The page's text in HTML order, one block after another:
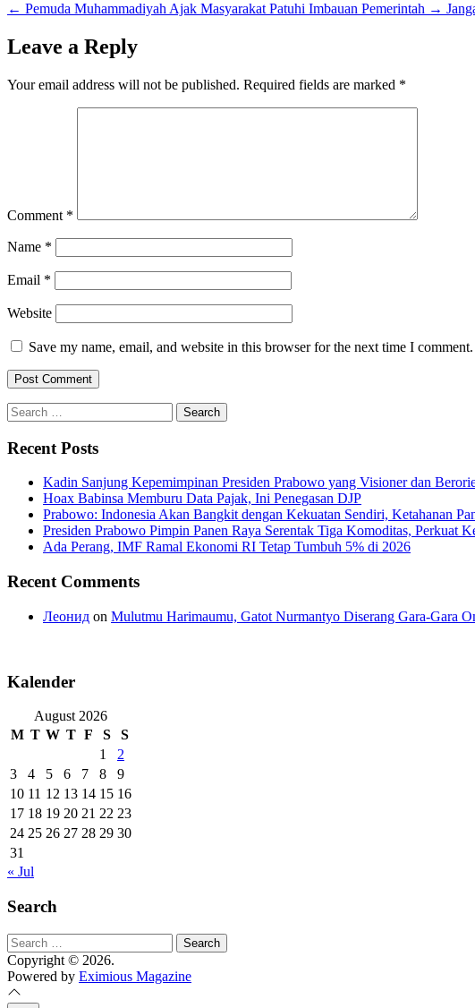
← Pemuda Muhammadiyah Ajak Masyarakat Patuhi Imbauan Pemerintah →
Leave a Reply
Your email address will not be published. Required fields are marked *
Comment *
Name *
Email *
Website
Save my name, email, and website in this browser for the next time I comment.
Search
for:
Recent Posts
Kadin Sanjung Kepemimpinan Presiden Prabowo yang Visioner dan
Hoax Babinsa Memburu Data Pajak, Ini Penegasan DJP
Prabowo: Indonesia Akan Bangkit dengan Kekuatan Sendiri, Ketahanan
Presiden Prabowo Pimpin Panen Raya Serentak Tiga Komoditas, Perkuat
Ada Perang, IMF Ramal Ekonomi RI Tetap Tumbuh 5% di 2026
Recent Comments
Леонид on Mulutmu Harimaumu, Gatot Nurmantyo Diserang Gara-Gara
Kalender
August 2026
M T W T F S
S
1
2
3
4 5 6 7 8
9
10 11 12 13 14 15 16
17 18 19 20 21 22 23
24 25 26 27 28 29 30
31
« Jul
Search
Search
for:
Copyright © 2026.
Powered by Eximious Magazine